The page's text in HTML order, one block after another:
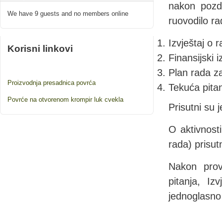
We have 9 guests and no members online
Korisni linkovi
Proizvodnja presadnica povrća
Povrće na otvorenom krompir luk cvekla
nakon
ruovodilo
Izvještaj o
Finansijski
Plan rada
Tekuća
Prisutni su
O
rada)
Nakon
pitanja,